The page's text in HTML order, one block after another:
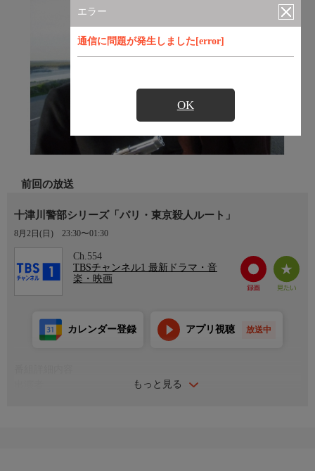
エラー
通信に問題が発生しました[error]
OK
前回の放送
十津川警部シリーズ「パリ・東京殺人ルート」
8月2日(日) 23:30〜01:30
Ch.554
TBSチャンネル1 最新ドラマ・音
楽・映画
もっと見る
カレンダー登録 アプリ視聴 放送中